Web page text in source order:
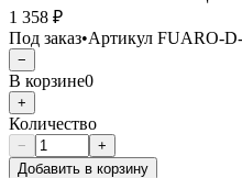
1 358 ₽
Под заказ•Артикул FUARO-
−
В корзине0
+
Количество
−
+
Добавить в корзину